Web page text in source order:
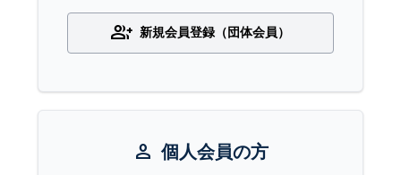
group_add 新規会員登録（団体会員）
person 個人会員の方